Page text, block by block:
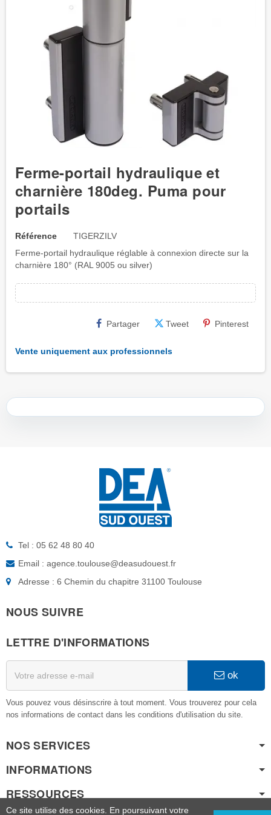
Ferme-portail hydraulique et
charnière 180deg. Puma pour
portails
Référence
TIGERZILV
Ferme-portail hydraulique réglable à connexion directe sur la
charnière 180° (RAL 9005 ou silver)
Partager Tweet Pinterest
Vente uniquement aux professionnels
Tel : 05 62 48 80 40
Email : agence.toulouse@deasudouest.fr
Adresse : 6 Chemin du chapitre 31100 Toulouse
NOUS SUIVRE
LETTRE D'INFORMATIONS
ok
Vous pouvez vous désinscrire à tout moment. Vous trouverez pour cela
nos informations de contact dans les conditions d'utilisation du site.
NOS SERVICES
INFORMATIONS
RESSOURCES
Ce site utilise des cookies. En poursuivant votre